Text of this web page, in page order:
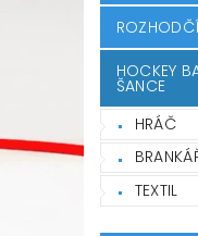
ROZHODČÍ
HOCKEY
ŠANCE
HRÁČ
TEXTIL